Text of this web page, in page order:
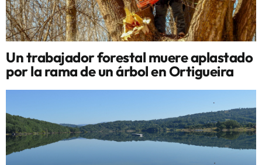
Un trabajador forestal muere aplastado
por la rama de un árbol en Ortigueira